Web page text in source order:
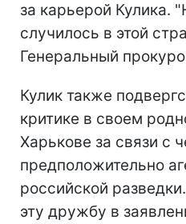
за карьерой Кулика.
случилось в этой
Генеральный
Кулик также
критике в своем
Харькове за связи с
предположительно
российской
эту дружбу в